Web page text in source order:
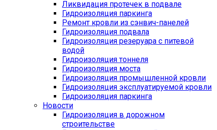
Ликвидация протечек в подвале
Гидроизоляция паркинга
Ремонт кровли из сэнвич-панелей
Гидроизоляция подвала
Гидроизоляция резеруара с питевой
водой
Гидроизоляция тоннеля
Гидроизоляция моста
Гидроизоляция промышленной кровли
Гидроизоляция эксплуатируемой кровли
Гидроизоляция паркинга
Новости
Гидроизоляция в дорожном
строительстве